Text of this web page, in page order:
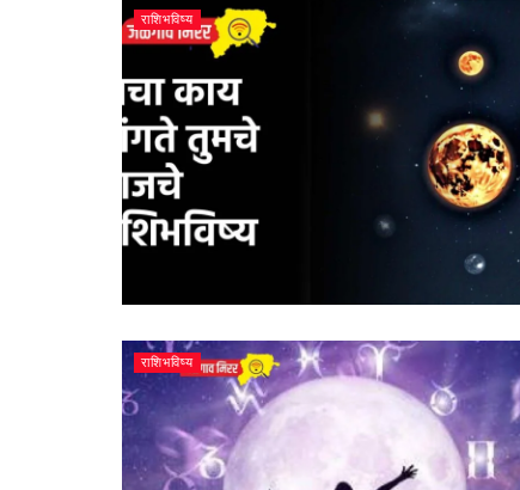
राशिभविष्य
राशिभविष्य